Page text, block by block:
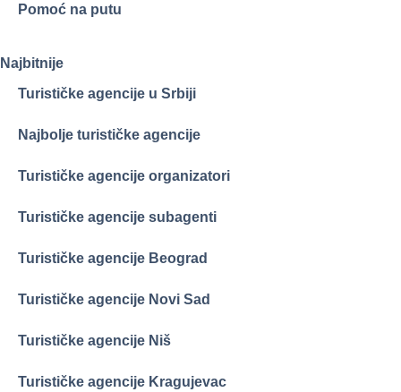
Pomoć na putu
Najbitnije
Turističke agencije u Srbiji
Najbolje turističke agencije
Turističke agencije organizatori
Turističke agencije subagenti
Turističke agencije Beograd
Turističke agencije Novi Sad
Turističke agencije Niš
Turističke agencije Kragujevac